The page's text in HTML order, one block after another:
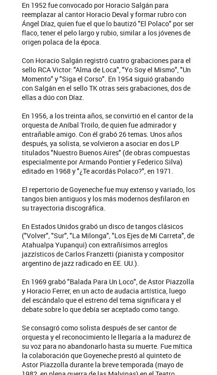
En 1952 fue convocado por Horacio Salgán para
reemplazar al cantor Horacio Deval y formar rubro con
Ángel Díaz, quien fue el que lo bautizó "El Polaco" por ser
flaco, tener el pelo largo y rubio, similar a los jóvenes de
origen polaca de la época.
Con Horacio Salgán registró cuatro grabaciones para el
sello RCA Victor: "Alma de Loca", "Yo Soy el Mismo", "Un
Momento" y "Siga el Corso". En 1954 siguió grabando
con Salgán en el sello TK otras seis grabaciones, dos de
ellas a dúo con Díaz.
En 1956, a los treinta años, se convirtió en el cantor de la
orquesta de Aníbal Troilo, de quien fue admirador y
entrañable amigo. Con él grabó 26 temas. Unos años
después, ya solista, se volvieron a asociar en dos LP
titulados "Nuestro Buenos Aires" (de obras compuestas
especialmente por Armando Pontier y Federico Silva)
editado en 1968 y "¿Te acordás Polaco?", en 1971.
El repertorio de Goyeneche fue muy extenso y variado, los
tangos bien antiguos y los más modernos desfilaron en
su trayectoria discográfica.
En Estados Unidos grabó un disco de tangos clásicos
("Volver", "Sur", "La Milonga", "Los Ejes de Mi Carreta", de
Atahualpa Yupanqui) con extrañísimos arreglos
jazzísticos de Carlos Franzetti (pianista y compositor
argentino de jazz radicado en EE. UU.).
En 1969 grabó "Balada Para Un Loco", de Astor Piazzolla
y Horacio Ferrer, en un acto de audacia artística, luego
del escándalo que el estreno del tema significara y el
debate sobre lo que debía ser aceptado como tango.
Se consagró como solista después de ser cantor de
orquesta y el reconocimiento le llegaría a la madurez de
su voz para no abandonarlo hasta su muerte. Fue mítica
la colaboración que Goyeneche prestó al quinteto de
Astor Piazzolla durante la breve temporada (mayo de